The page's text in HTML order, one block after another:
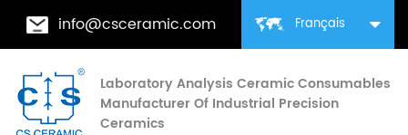
Français
info@csceramic.com
Laboratory Analysis Ceramic Consumables
Manufacturer Of Industrial Precision
Ceramics